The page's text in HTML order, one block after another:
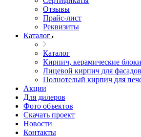
Отзывы
Прайс-лист
Реквизиты
Каталог
Каталог
Кирпич, керамические
Лицевой кирпич для фасадов
Полнотелый кирпич для
Акции
Для дилеров
Фото объектов
Скачать проект
Новости
Контакты